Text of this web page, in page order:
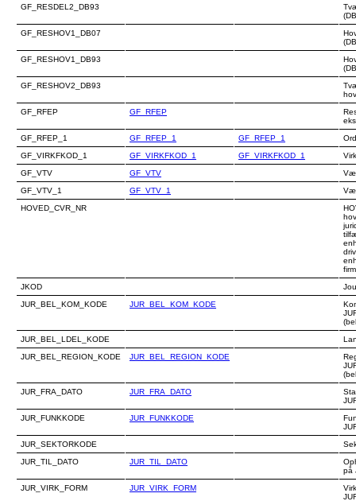
GF_RESDEL2_DB93
GF_RESHOV1_DB07
GF_RESHOV1_DB93
GF_RESHOV2_DB93
GF_RFEP
GF_RFEP
GF_RFEP_1
GF_RFEP_1 GF_RFEP_1
GF_VIRKFKOD_1
GF_VIRKFKOD_1 GF_VIRKFKOD_1
GF_VTV
GF_VTV
GF_VTV_1
GF_VTV_1
HOVED_CVR_NR
JKOD
JUR_BEL_KOM_KODE
JUR_BEL_KOM_KODE
JUR_BEL_LDEL_KODE
JUR_BEL_REGION_KODE
JUR_BEL_REGION_KODE
JUR_FRA_DATO
JUR_FRA_DATO
JUR_FUNKKODE
JUR_FUNKKODE
JUR_SEKTORKODE
JUR_TIL_DATO
JUR_TIL_DATO
på
JUR_VIRK_FORM
JUR_VIRK_FORM